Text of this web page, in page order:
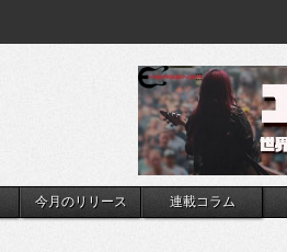
今月のリリース 連載コラム